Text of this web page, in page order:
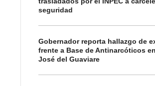
seguridad
Gobernador reporta hallazgo de
frente a Base de Antinarcóticos
José del Guaviare